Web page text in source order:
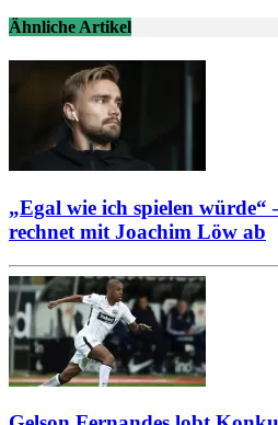
Ähnliche Artikel
„Egal wie ich spielen würde“
rechnet mit Joachim Löw ab